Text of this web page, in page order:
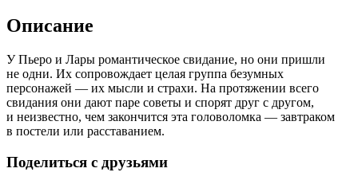
Описание
У Пьеро и Лары романтическое свидание, но они пришли
не одни. Их сопровождает целая группа безумных
персонажей — их мысли и страхи. На протяжении всего
свидания они дают паре советы и спорят друг с другом,
и неизвестно, чем закончится эта головоломка — завтраком
в постели или расставанием.
Поделиться с друзьями